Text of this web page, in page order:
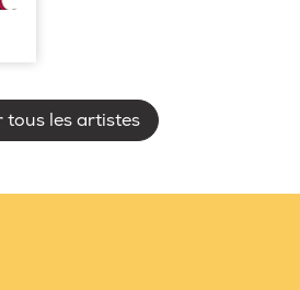
tous les artistes